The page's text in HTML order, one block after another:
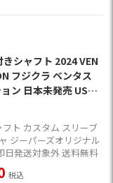
シャフト 2024 VEN
フジクラ ベンタス
ン 日本未発売 USA
フ シャフト (XXIO-ek
／Z565)
フト カスタム スリーブ
ジーパーズオリジナル
日発送対象外 送料無料
税込